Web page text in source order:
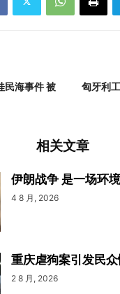
民海事件 被
匈牙利
相关文章
伊朗战争 是一场环
4 8 月, 2026
重庆虐狗案引发民
2 8 月, 2026